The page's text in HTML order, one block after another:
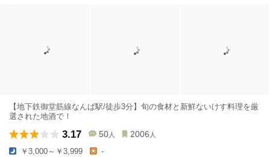
【地下鉄御堂筋線なんば駅/徒歩3分】旬の食材と新鮮ないけす料理を厳
選された地酒で！
3.17 50 人 2006 人
￥3,000～￥3,999 -